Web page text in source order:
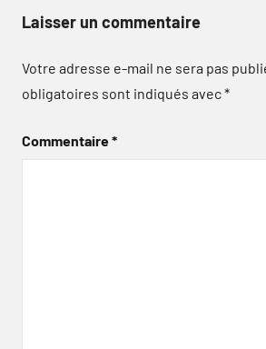
Laisser un commentaire
Votre adresse e-mail ne sera pas
obligatoires sont indiqués avec*
Commentaire*